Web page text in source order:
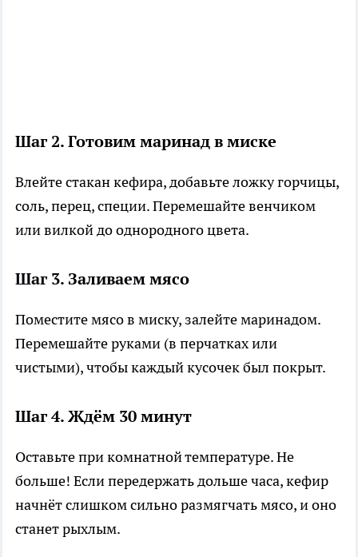
Шаг 2. Готовим маринад в миске
Влейте стакан кефира, добавьте ложку горчицы,
соль, перец, специи. Перемешайте венчиком
или вилкой до однородного цвета.
Шаг 3. Заливаем мясо
Поместите мясо в миску, залейте маринадом.
Перемешайте руками (в перчатках или
чистыми), чтобы каждый кусочек был покрыт.
Шаг 4. Ждём 30 минут
Оставьте при комнатной температуре. Не
больше! Если передержать дольше часа, кефир
начнёт слишком сильно размягчать мясо, и оно
станет рыхлым.